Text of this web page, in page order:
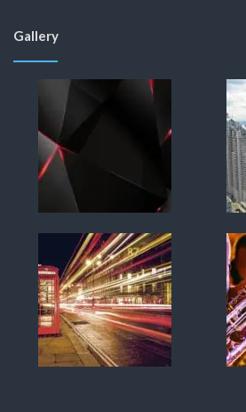
Gallery